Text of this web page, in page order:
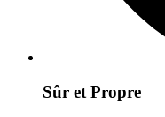
Sûr et Propre